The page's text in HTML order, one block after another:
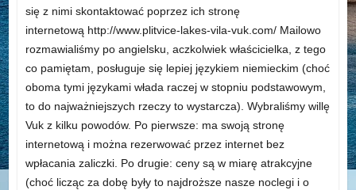
się z nimi skontaktować poprzez ich stronę
internetową http://www.plitvice-lakes-vila-vuk.com/ Mailowo
rozmawialiśmy po angielsku, aczkolwiek właścicielka, z tego
co pamiętam, posługuje się lepiej językiem niemieckim (choć
oboma tymi językami włada raczej w stopniu podstawowym,
to do najważniejszych rzeczy to wystarcza). Wybraliśmy willę
Vuk z kilku powodów. Po pierwsze: ma swoją stronę
internetową i można rezerwować przez internet bez
wpłacania zaliczki. Po drugie: ceny są w miarę atrakcyjne
(choć licząc za dobę były to najdroższe nasze noclegi i o